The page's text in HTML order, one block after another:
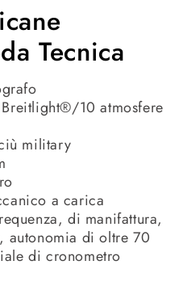
Tecnica
10 atmosfere
military
a carica
di manifattura,
autonomia di oltre 70
di cronometro